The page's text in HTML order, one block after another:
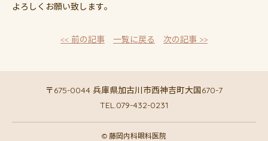
よろしくお願い致します。
<< 前の記事 一覧に戻る 次の記事 >>
〒675-0044 兵庫県加古川市西神吉町大国670-7
TEL.079-432-0231
© 藤岡内科眼科医院